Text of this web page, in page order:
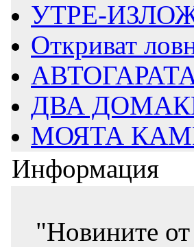
УТРЕ-
Откриват
ДВА
МОЯТА
Информация
"Новините